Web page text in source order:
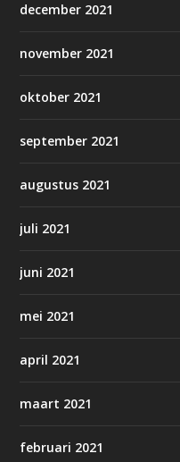
december 2021
november 2021
oktober 2021
september 2021
augustus 2021
juli 2021
juni 2021
mei 2021
april 2021
maart 2021
februari 2021